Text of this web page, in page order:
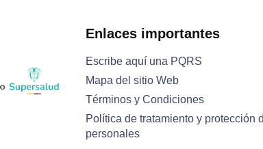
Enlaces importantes
Escribe aquí una PQRS
Mapa del sitio Web
Términos y Condiciones
Política de tratamiento y protección
personales